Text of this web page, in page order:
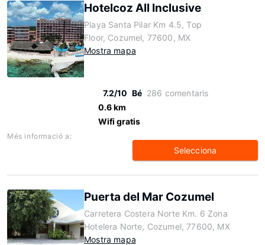
Hotelcoz All Inclusive
Playa Santa Pilar Km 4.5, Top
Floor, Cozumel, 77600, MX
Mostra mapa
7.2/10 Bé 286 comentaris
0.6 km
Wifi gratis
Més informació a:
Selecciona
Puerta del Mar Cozumel
Carretera Costera Norte Km. 6 Zona
Hotelera Norte, Cozumel, 77600, MX
Mostra mapa